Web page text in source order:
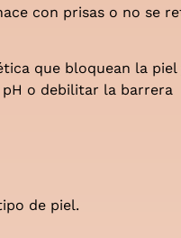
con prisas o no se
que bloquean la piel
o debilitar la barrera
de piel.